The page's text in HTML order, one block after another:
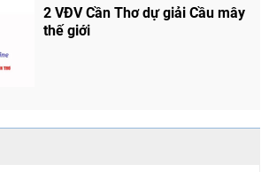
Chia sẻ
2 VĐV Cần Thơ dự giải Cầu mây
thế giới